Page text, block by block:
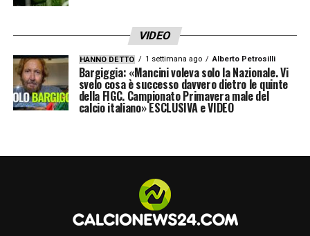
assetto e una nuova organizzazione, e il
calcio avrebbe potuto poi scegliere il
presidente».
LA PLAYLIST DELLE NOSTRE TOP NEWS
VIDEO
HANNO DETTO 1 settimana ago Alberto Petrosilli
Bargiggia: «Mancini voleva solo la Nazionale. Vi
svelo cosa è successo davvero dietro le quinte
della FIGC. Campionato Primavera male del
calcio italiano» ESCLUSIVA e VIDEO